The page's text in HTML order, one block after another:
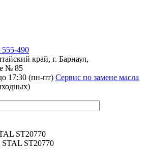
555-490
край, г. Барнаул,
№ 85
17:30 (пн-пт) Сервис по замене масла
ST20770